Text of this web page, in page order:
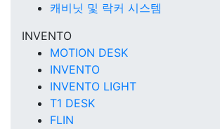
캐비닛 및 락커 시스템
INVENTO
MOTION DESK
INVENTO
INVENTO LIGHT
T1 DESK
FLIN